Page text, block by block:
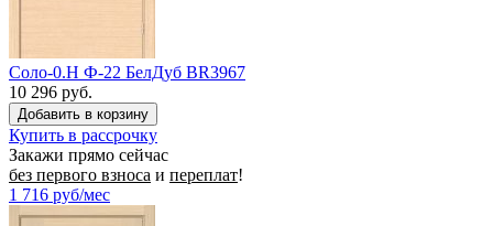
Соло-0.H Ф-22 БелДуб BR3967
10 296 руб.
Купить в рассрочку
Закажи прямо сейчас
без первого взноса и переплат!
1 716 руб/мес